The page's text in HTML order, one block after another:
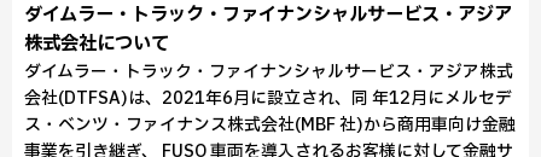
ダイムラー・トラック・ファイナンシャルサービス・アジア
株式会社について
ダイムラー・トラック・ファイナンシャルサービス・アジア株式
会社(DTFSA)は、2021年6月に設立され、同 年12月にメルセデ
ス・ベンツ・ファイナンス株式会社(MBF 社)から商用車向け金融
事業を引き継ぎ、 FUSO 車両を導入されるお客様に対して金融サ